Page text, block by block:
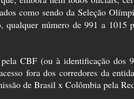
como sendo da Seleção
número de 991 a
CBF (ou à identificação dos
fora dos corredores da
de Brasil x Colômbia pela